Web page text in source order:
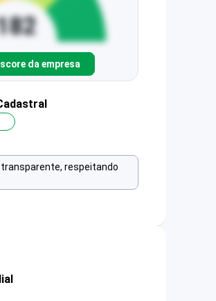
da empresa
respeitando